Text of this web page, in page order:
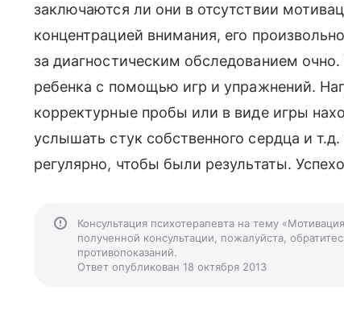
заключаются ли они в отсутствии
концентрацией внимания, его
за диагностическим обследованием
ребенка с помощью игр и упражнений.
корректурные пробы или в виде игры
услышать стук собственного сердца и
регулярно, чтобы были результаты.
Консультация психотерапевта на тему
полученной консультации, пожалуйста,
противопоказаний.
Ответ опубликован 18 октября 2013